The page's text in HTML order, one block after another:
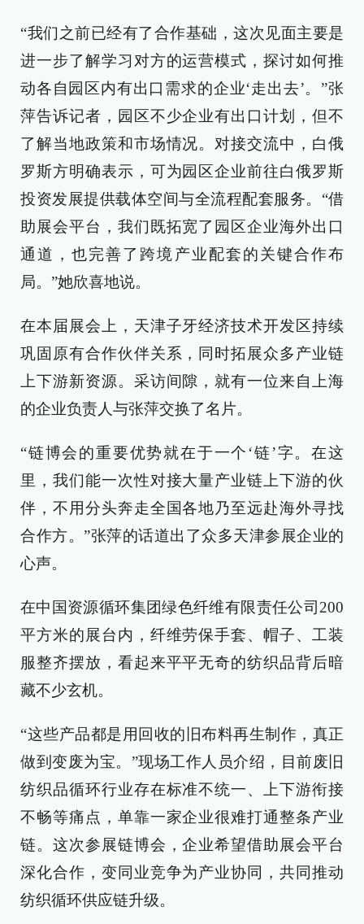
“我们之前已经有了合作基础，这次见面主要是
进一步了解学习对方的运营模式，探讨如何推
动各自园区内有出口需求的企业‘走出去’。”张
萍告诉记者，园区不少企业有出口计划，但不
了解当地政策和市场情况。对接交流中，白俄
罗斯方明确表示，可为园区企业前往白俄罗斯
投资发展提供载体空间与全流程配套服务。“借
助展会平台，我们既拓宽了园区企业海外出口
通道，也完善了跨境产业配套的关键合作布
局。”她欣喜地说。
在本届展会上，天津子牙经济技术开发区持续
巩固原有合作伙伴关系，同时拓展众多产业链
上下游新资源。采访间隙，就有一位来自上海
的企业负责人与张萍交换了名片。
“链博会的重要优势就在于一个‘链’字。在这
里，我们能一次性对接大量产业链上下游的伙
伴，不用分头奔走全国各地乃至远赴海外寻找
合作方。”张萍的话道出了众多天津参展企业的
心声。
在中国资源循环集团绿色纤维有限责任公司200
平方米的展台内，纤维劳保手套、帽子、工装
服整齐摆放，看起来平平无奇的纺织品背后暗
藏不少玄机。
“这些产品都是用回收的旧布料再生制作，真正
做到变废为宝。”现场工作人员介绍，目前废旧
纺织品循环行业存在标准不统一、上下游衔接
不畅等痛点，单靠一家企业很难打通整条产业
链。这次参展链博会，企业希望借助展会平台
深化合作，变同业竞争为产业协同，共同推动
纺织循环供应链升级。